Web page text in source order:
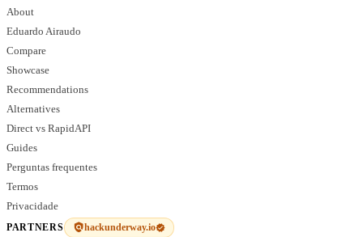
About
Eduardo Airaudo
Compare
Showcase
Recommendations
Alternatives
Direct vs RapidAPI
Guides
Perguntas frequentes
Termos
Privacidade
PARTNERS hackunderway.io